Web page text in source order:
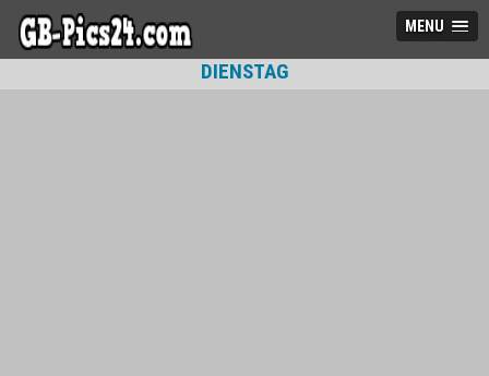
MENU
DIENSTAG